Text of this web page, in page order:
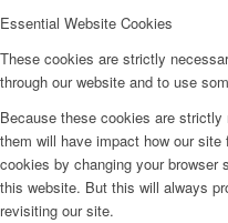
Essential Website Cookies
These cookies are strictly
through our website and to use
Because these cookies are
them will have impact how our
cookies by changing your
this website. But this will always
revisiting our site.